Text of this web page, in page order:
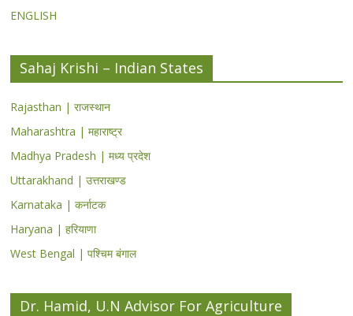
ENGLISH
Sahaj Krishi – Indian States
Rajasthan | राजस्थान
Maharashtra | महाराष्ट्र
Madhya Pradesh | मध्य प्रदेश
Uttarakhand | उत्तराखण्ड
Karnataka | कर्नाटक
Haryana | हरियाणा
West Bengal | पश्चिम बंगाल
Dr. Hamid, U.N Advisor For Agriculture